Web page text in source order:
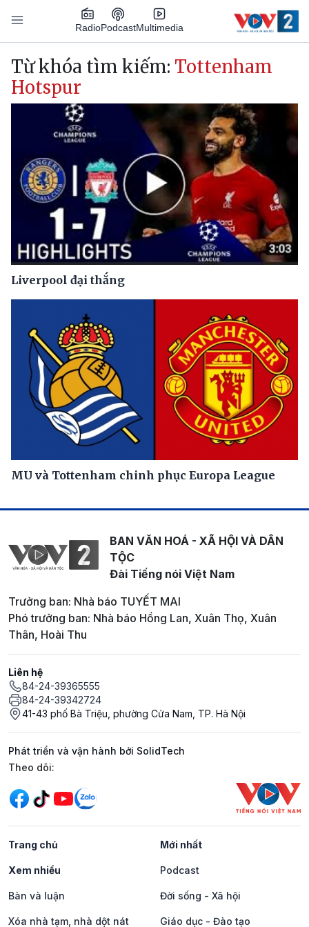
Nhảy đến nội dung
RadioPodcastMultimedia
Main navigation
Từ khóa tìm kiếm: Tottenham
Hotspur
Liverpool đại thắng
MU và Tottenham chinh phục Europa League
BAN VĂN HOÁ - XÃ HỘI VÀ DÂN
TỘC
Đài Tiếng nói Việt Nam
Trưởng ban: Nhà báo TUYẾT MAI
Phó trưởng ban: Nhà báo Hồng Lan, Xuân Thọ, Xuân
Thân, Hoài Thu
Liên hệ
84-24-39365555
84-24-39342724
41-43 phố Bà Triệu, phường Cửa Nam, TP. Hà Nội
Phát triển và vận hành bởi SolidTech
Mạng xã hội
Theo dõi:
Trang chủ Mới nhất
Xem nhiều Podcast
Bàn và luận Đời sống - Xã hội
Xóa nhà tạm, nhà dột nát Giáo dục - Đào tạo